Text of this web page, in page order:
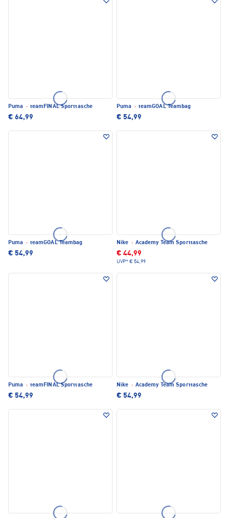
Puma · teamFINAL Sporttasche
€ 64,99
Puma · teamGOAL Teambag
€ 54,99
Puma · teamGOAL Teambag
€ 54,99
Nike · Academy Team Sporttasche
€ 44,99
UVP* € 54,99
Puma · teamFINAL Sporttasche
€ 54,99
Nike · Academy Team Sporttasche
€ 54,99